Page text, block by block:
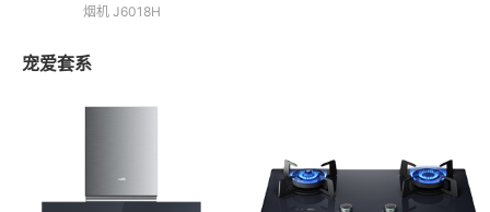
烟机 J6018H
宠爱套系